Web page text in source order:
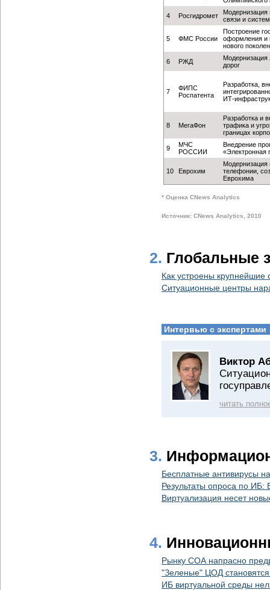
4 Росгидромет
Модернизация
связи и
5 ФМС России
Построение
оформления и
нового
6 РЖД
Модернизация
дорог
7
ФИПС
Роспатента
Разработка,
ИТ-
8 МегаФон
Разработка и
трафика и
границах
9
МЧС
РОССИИ
Внедрение
«Электронная
10 Еврохим
Модернизация
телефонии,
Еврохима
* Оценка CNews Analytics
Источник: CNews Analytics, 2010
2. Глобальные
Как устроены крупнейшие
Ситуационные центры
Интервью с экспертами
Виктор
читать
3.
Бесплатные антивирусы
Результаты опроса по ИБ:
Виртуализация несет
4.
Рынку СОА напрасно
"Зеленые" ЦОД
ИБ виртуальной среды